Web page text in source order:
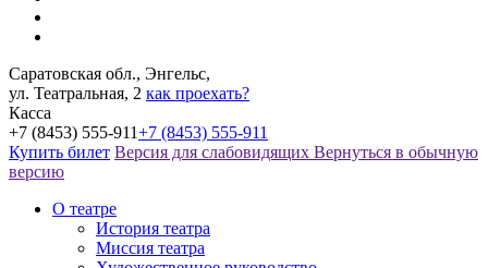
Саратовская обл., Энгельс,
ул. Театральная, 2 как проехать?
Касса
+7 (8453) 555-911+7 (8453) 555-911
Купить билет Версия для слабовидящих Вернуться в обычную
версию
О театре
История театра
Миссия театра